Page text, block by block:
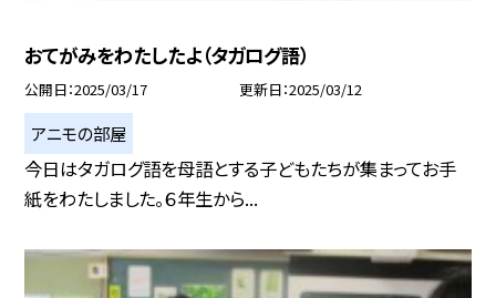
おてがみをわたしたよ（タガログ語）
公開日 2025/03/17 更新日 2025/03/12
アニモの部屋
今日はタガログ語を母語とする子どもたちが集まってお手
紙をわたしました。６年生から...